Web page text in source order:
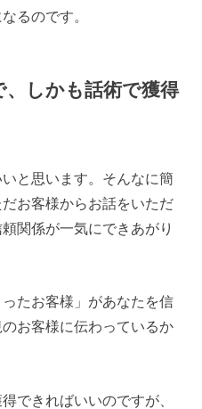
るのです。
しかも話術で獲得
と思います。そんなに簡
お客様からお話をいただ
関係が一気にできあがり
たお客様」があなたを信
お客様に伝わっているか
できればいいのですが、